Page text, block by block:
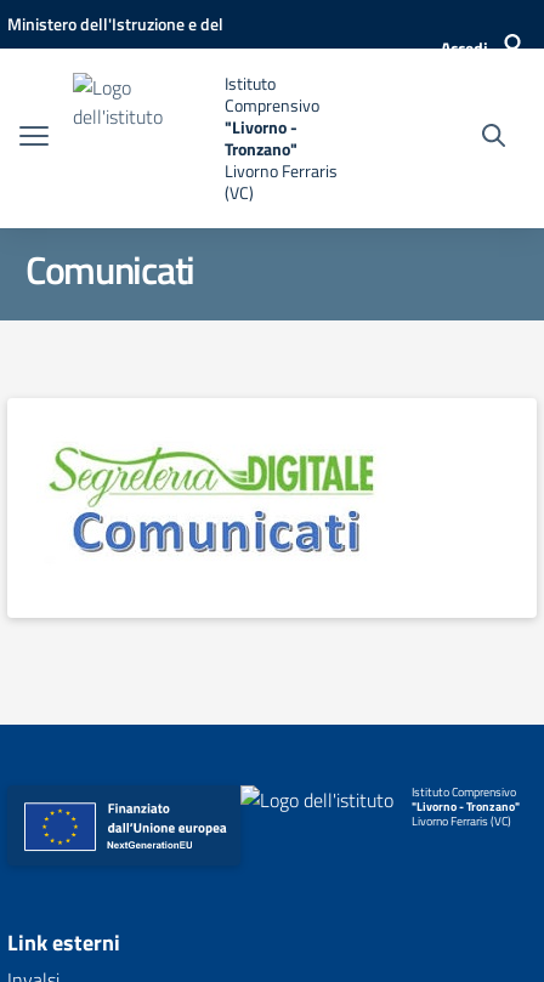
Vai ai contenuti
Vai al menu di navigazione
Vai al footer
Ministero dell'Istruzione e del
Accedi
Istituto
Comprensivo
"Livorno -
Tronzano"
Livorno Ferraris
(VC)
Comunicati
Istituto Comprensivo
"Livorno - Tronzano"
Livorno Ferraris (VC)
Link esterni